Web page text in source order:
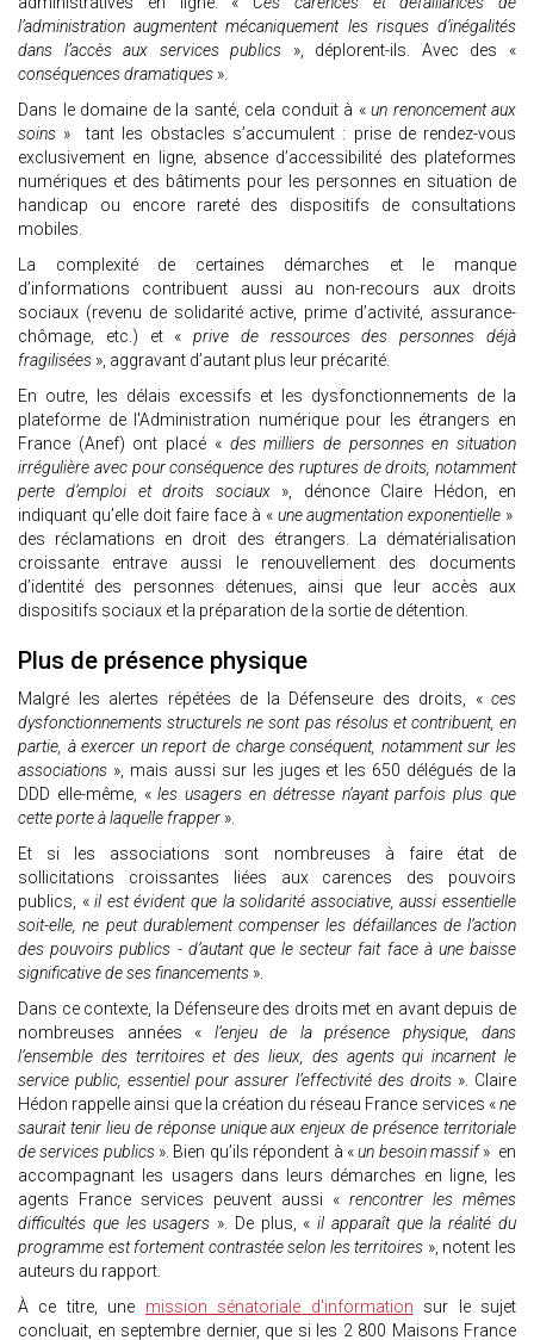
l’administration augmentent mécaniquement les risques d’inégalités
dans l’accès aux services publics », déplorent-ils. Avec des «
conséquences dramatiques ».
Dans le domaine de la santé, cela conduit à « un renoncement aux
soins » tant les obstacles s’accumulent : prise de rendez-vous
exclusivement en ligne, absence d’accessibilité des plateformes
numériques et des bâtiments pour les personnes en situation de
handicap ou encore rareté des dispositifs de consultations
mobiles.
La complexité de certaines démarches et le manque
d’informations contribuent aussi au non-recours aux droits
sociaux (revenu de solidarité active, prime d’activité, assurance-
chômage, etc.) et «prive de ressources des personnes déjà
fragilisées », aggravant d’autant plus leur précarité.
En outre, les délais excessifs et les dysfonctionnements de la
plateforme de l'Administration numérique pour les étrangers en
France (Anef) ont placé « des milliers de personnes en situation
irrégulière avec pour conséquence des ruptures de droits, notamment
perte d’emploi et droits sociaux», dénonce Claire Hédon, en
indiquant qu’elle doit faire face à «une augmentation exponentielle »
des réclamations en droit des étrangers. La dématérialisation
croissante entrave aussi le renouvellement des documents
d’identité des personnes détenues, ainsi que leur accès aux
dispositifs sociaux et la préparation de la sortie de détention.
Plus de présence physique
Malgré les alertes répétées de la Défenseure des droits, « ces
dysfonctionnements structurels ne sont pas résolus et contribuent, en
partie, à exercer un report de charge conséquent, notamment sur les
associations », mais aussi sur les juges et les 650 délégués de la
DDD elle-même, «les usagers en détresse n’ayant parfois plus que
cette porte à laquelle frapper ».
Et si les associations sont nombreuses à faire état de
sollicitations croissantes liées aux carences des pouvoirs
publics, «il est évident que la solidarité associative, aussi essentielle
soit-elle, ne peut durablement compenser les défaillances de l’action
des pouvoirs publics - d’autant que le secteur fait face à une baisse
significative de ses financements ».
Dans ce contexte, la Défenseure des droits met en avant depuis de
nombreuses années « l’enjeu de la présence physique, dans
l’ensemble des territoires et des lieux, des agents qui incarnent le
service public, essentiel pour assurer l’effectivité des droits ». Claire
Hédon rappelle ainsi que la création du réseau France services «ne
saurait tenir lieu de réponse unique aux enjeux de présence territoriale
de services publics». Bien qu’ils répondent à «un besoin massif» en
accompagnant les usagers dans leurs démarches en ligne, les
agents France services peuvent aussi « rencontrer les mêmes
difficultés que les usagers ». De plus, « il apparaît que la réalité du
programme est fortement contrastée selon les territoires », notent les
auteurs du rapport.
À ce titre, une mission sénatoriale d'information sur le sujet
concluait, en septembre dernier, que si les 2 800 Maisons France